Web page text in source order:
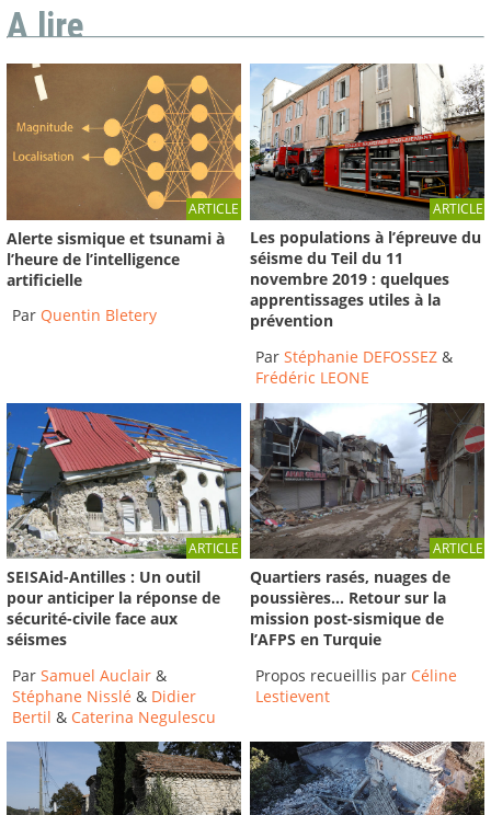
A lire
ARTICLE
Alerte sismique et tsunami à
l’heure de l’intelligence
artificielle
Par Quentin Bletery
ARTICLE
Les populations à l’épreuve du
séisme du Teil du 11
novembre 2019 : quelques
apprentissages utiles à la
prévention
ParStéphanie DEFOSSEZ &
Frédéric LEONE
ARTICLE
SEISAid-Antilles : Un outil
pour anticiper la réponse de
sécurité-civile face aux
séismes
Par Samuel Auclair &
Stéphane Nisslé & Didier
Bertil & Caterina Negulescu
ARTICLE
Quartiers rasés, nuages de
poussières… Retour sur la
mission post-sismique de
l’AFPS en Turquie
Propos recueillis par Céline
Lestievent